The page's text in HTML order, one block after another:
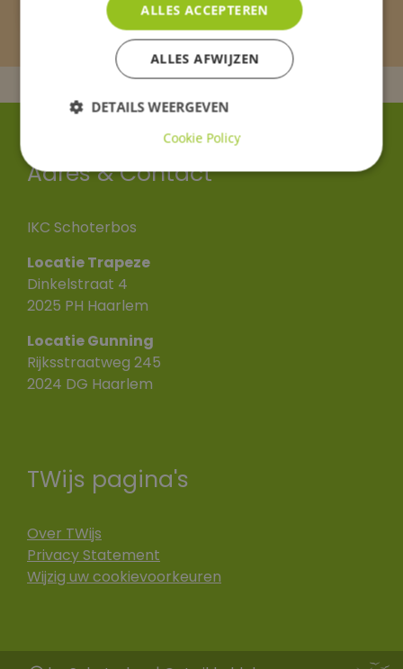
Adres & Contact
IKC Schoterbos
Locatie Trapeze
Dinkelstraat 4
2025 PH Haarlem
Locatie Gunning
Rijksstraatweg 245
2024 DG Haarlem
TWijs pagina's
Over TWijs
Privacy Statement
Wijzig uw cookievoorkeuren
ALLES ACCEPTEREN
ALLES AFWIJZEN
DETAILS WEERGEVEN
Cookie Policy